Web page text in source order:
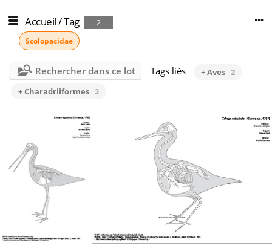
Accueil/Tag
2
Scolopacidae
Rechercher dans ce lot Tags liés + Aves 2
+ Charadriiformes 2